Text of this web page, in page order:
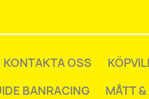
KONTAKTA OSS
BANRACING
MÅTT